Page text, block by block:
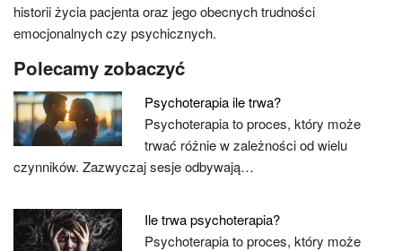
historii życia pacjenta oraz jego obecnych trudności
emocjonalnych czy psychicznych.
Polecamy zobaczyć
Psychoterapia ile trwa?
Psychoterapia to proces, który może
trwać różnie w zależności od wielu
czynników. Zazwyczaj sesje odbywają…
Ile trwa psychoterapia?
Psychoterapia to proces, który może